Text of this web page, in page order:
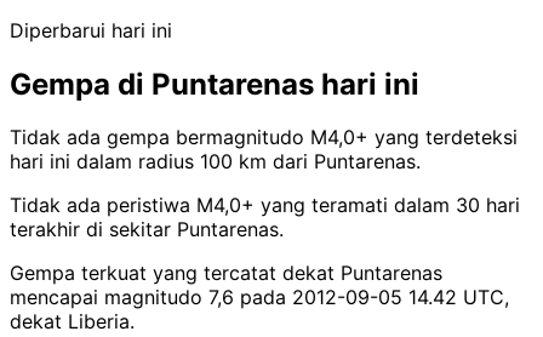
Diperbarui hari ini
Gempa di Puntarenas hari ini
Tidak ada gempa bermagnitudo M4,0+ yang terdeteksi
hari ini dalam radius 100 km dari Puntarenas.
Tidak ada peristiwa M4,0+ yang teramati dalam 30 hari
terakhir di sekitar Puntarenas.
Gempa terkuat yang tercatat dekat Puntarenas
mencapai magnitudo 7,6 pada 2012-09-05 14.42 UTC,
dekat Liberia.